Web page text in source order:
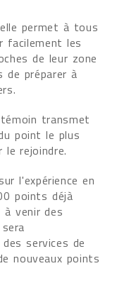
permet à tous
facilement les
de leur zone
préparer à
transmet
point le plus
le rejoindre.
l'expérience en
points déjà
à venir des
services de
nouveaux points